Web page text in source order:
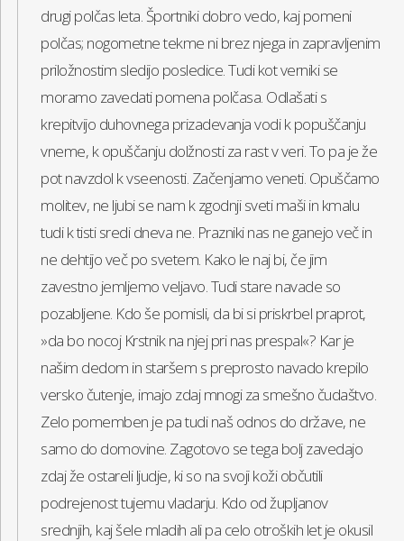
drugi polčas leta. Športniki dobro vedo, kaj pomeni
polčas; nogometne tekme ni brez njega in zapravljenim
priložnostim sledijo posledice. Tudi kot verniki se
moramo zavedati pomena polčasa. Odlašati s
krepitvijo duhovnega prizadevanja vodi k popuščanju
vneme, k opuščanju dolžnosti za rast v veri. To pa je že
pot navzdol k vseenosti. Začenjamo veneti. Opuščamo
molitev, ne ljubi se nam k zgodnji sveti maši in kmalu
tudi k tisti sredi dneva ne. Prazniki nas ne ganejo več in
ne dehtijo več po svetem. Kako le naj bi, če jim
zavestno jemljemo veljavo. Tudi stare navade so
pozabljene. Kdo še pomisli, da bi si priskrbel praprot,
»da bo nocoj Krstnik na njej pri nas prespal«? Kar je
našim dedom in staršem s preprosto navado krepilo
versko čutenje, imajo zdaj mnogi za smešno čudaštvo.
Zelo pomemben je pa tudi naš odnos do države, ne
samo do domovine. Zagotovo se tega bolj zavedajo
zdaj že ostareli ljudje, ki so na svoji koži občutili
podrejenost tujemu vladarju. Kdo od župljanov
srednjih, kaj šele mladih ali pa celo otroških let je okusil